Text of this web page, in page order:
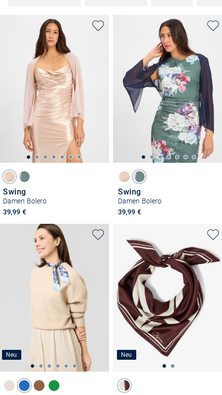
Swing
Damen Bolero
39,99 €
Swing
Damen Bolero
39,99 €
Neu Neu